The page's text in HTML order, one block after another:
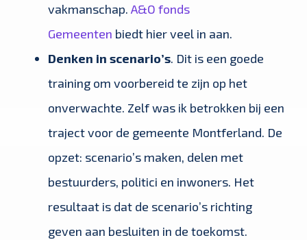
vakmanschap. A&O fonds
Gemeenten biedt hier veel in aan.
Denken in scenario’s. Dit is een goede
training om voorbereid te zijn op het
onverwachte. Zelf was ik betrokken bij een
traject voor de gemeente Montferland. De
opzet: scenario’s maken, delen met
bestuurders, politici en inwoners. Het
resultaat is dat de scenario’s richting
geven aan besluiten in de toekomst.